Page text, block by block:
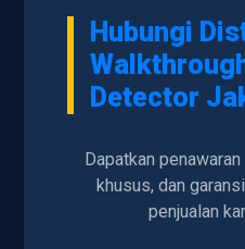
Hubungi
Detector
Dapatkan
khusus, dan
penjualan